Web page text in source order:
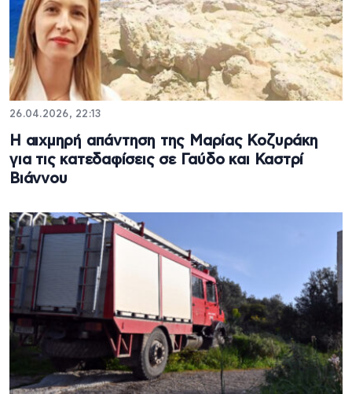
26.04.2026, 22:13
Η αιχμηρή απάντηση της Μαρίας Κοζυράκη
για τις κατεδαφίσεις σε Γαύδο και Καστρί
Βιάννου